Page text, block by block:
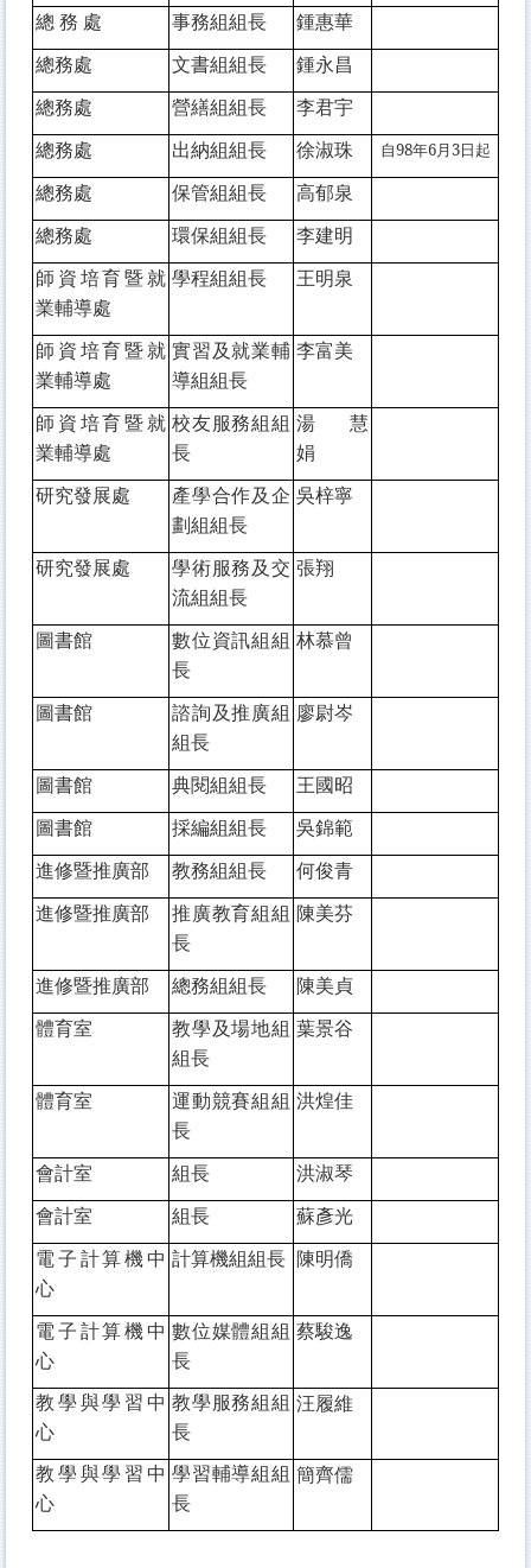
總 務 處
事務組組長
鍾惠華
總務處
文書組組長
鍾永昌
總務處
營繕組組長 李君宇
總務處
出納組組長 徐淑珠 自98年6月3日起
總務處 保管組組長
高郁泉
總務處
環保組組長
李建明
師資培育暨就
業輔導處
學程組組長 王明泉
師資培育暨就
業輔導處
實習及就業輔
導組組長
李富美
師資培育暨就
業輔導處
校友服務組組
長
湯慧
娟
研究發展處
產學合作及企
劃組組長
吳梓寧
研究發展處
學術服務及交
流組組長
張翔
圖書館
數位資訊組組
長
林慕曾
圖書館
諮詢及推廣組
組長
廖尉岑
圖書館 典閱組組長
王國昭
圖書館
採編組組長
吳錦範
進修暨推廣部
教務組組長
何俊青
進修暨推廣部
推廣教育組組
長
陳美芬
進修暨推廣部 總務組組長
陳美貞
體育室
教學及場地組
組長
葉景谷
體育室
運動競賽組組
長
洪煌佳
會計室 組長
洪淑琴
會計室
組長
蘇彥光
電子計算機中
心
計算機組組長 陳明僑
電子計算機中
心
數位媒體組組
長
蔡駿逸
教學與學習中
心
教學服務組組
長
汪履維
教學與學習中
心
學習輔導組組
長
簡齊儒